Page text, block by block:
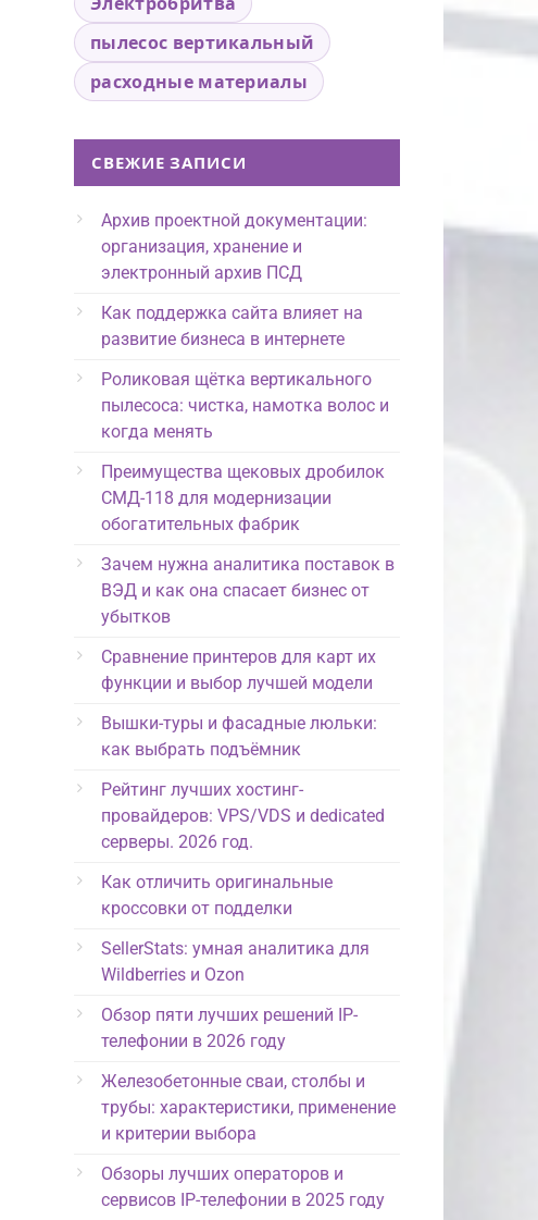
пылесос вертикальный
расходные материалы
СВЕЖИЕ ЗАПИСИ
Архив проектной документации:
организация, хранение и
электронный архив ПСД
Как поддержка сайта влияет на
развитие бизнеса в интернете
Роликовая щётка вертикального
пылесоса: чистка, намотка волос и
когда менять
Преимущества щековых дробилок
СМД-118 для модернизации
обогатительных фабрик
Зачем нужна аналитика поставок в
ВЭД и как она спасает бизнес от
убытков
Сравнение принтеров для карт их
функции и выбор лучшей модели
Вышки-туры и фасадные люльки:
как выбрать подъёмник
Рейтинг лучших хостинг-
провайдеров: VPS/VDS и dedicated
серверы. 2026 год.
Как отличить оригинальные
кроссовки от подделки
SellerStats: умная аналитика для
Wildberries и Ozon
Обзор пяти лучших решений IP-
телефонии в 2026 году
Железобетонные сваи, столбы и
трубы: характеристики, применение
и критерии выбора
Обзоры лучших операторов и
сервисов IP-телефонии в 2025 году